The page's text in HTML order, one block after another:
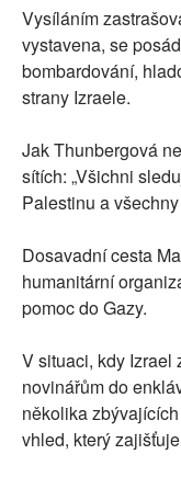
Vysíláním
vystavena, se
bombardování,
strany Izraele.
Jak Thunbergová
sítích: „Všichni
Palestinu a
Dosavadní cesta
humanitární
pomoc do Gazy.
V situaci, kdy Izrael
novinářům do
několika
vhled, který